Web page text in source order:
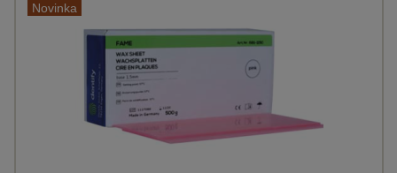
Novinka